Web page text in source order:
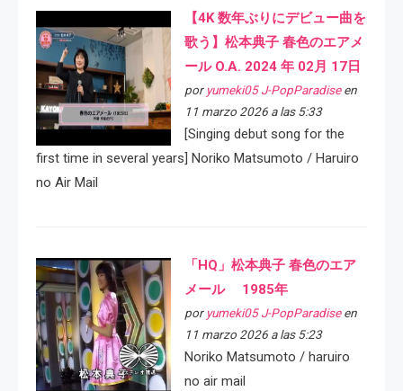
【4K 数年ぶりにデビュー曲を
歌う】松本典子 春色のエアメ
ール O.A. 2024 年 02月 17日
por yumeki05 J-PopParadiseen
11 marzo 2026 a las 5:33
[Singing debut song for the
first time in several years] Noriko Matsumoto / Haruiro
no Air Mail
「HQ」松本典子 春色のエア
メール 1985年
por yumeki05 J-PopParadiseen
11 marzo 2026 a las 5:23
Noriko Matsumoto / haruiro
no air mail